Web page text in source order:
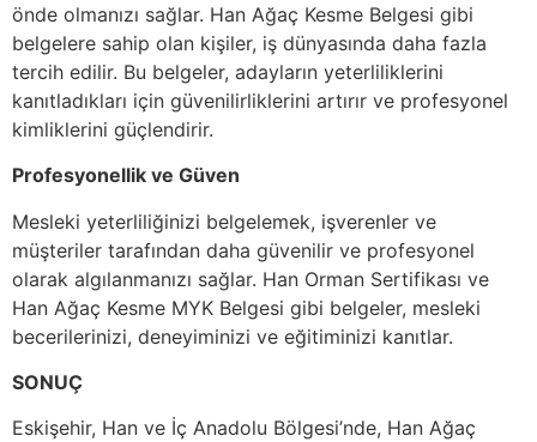
önde olmanızı sağlar. Han Ağaç Kesme Belgesi gibi
belgelere sahip olan kişiler, iş dünyasında daha fazla
tercih edilir. Bu belgeler, adayların yeterliliklerini
kanıtladıkları için güvenilirliklerini artırır ve profesyonel
kimliklerini güçlendirir.
Profesyonellik ve Güven
Mesleki yeterliliğinizi belgelemek, işverenler ve
müşteriler tarafından daha güvenilir ve profesyonel
olarak algılanmanızı sağlar. Han Orman Sertifikası ve
Han Ağaç Kesme MYK Belgesi gibi belgeler, mesleki
becerilerinizi, deneyiminizi ve eğitiminizi kanıtlar.
SONUÇ
Eskişehir, Han ve İç Anadolu Bölgesi’nde, Han Ağaç